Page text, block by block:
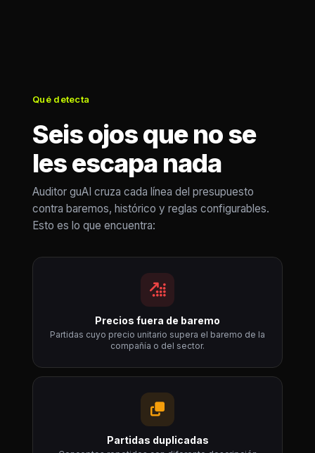
Qué detecta
Seis ojos que no se
les escapa nada
Auditor guAI cruza cada línea del presupuesto
contra baremos, histórico y reglas configurables.
Esto es lo que encuentra:
Precios fuera de baremo
Partidas cuyo precio unitario supera el baremo de la
compañía o del sector.
Partidas duplicadas